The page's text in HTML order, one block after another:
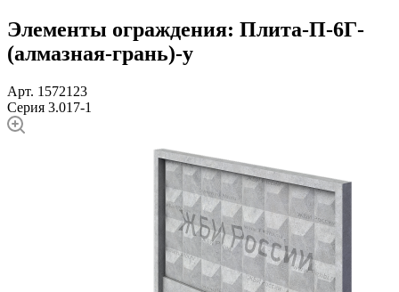
Элементы ограждения: Плита-П-6Г-
(алмазная-грань)-у
Арт. 1572123
Серия 3.017-1